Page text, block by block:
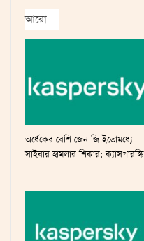
আরো
অর্ধেকের বেশি জেন জি ইতোমধ্যে
সাইবার হামলার শিকার: ক্যাসপারস্কি